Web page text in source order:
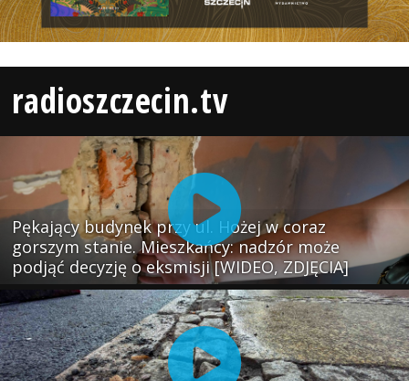
radioszczecin.tv
Pękający budynek przy ul. Hożej w coraz
gorszym stanie. Mieszkańcy: nadzór może
podjąć decyzję o eksmisji [WIDEO, ZDJĘCIA]